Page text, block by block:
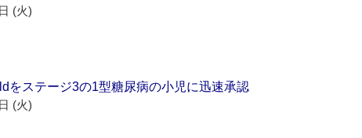
(火)
をステージ3の1型糖尿病の小児に迅速承認
(火)